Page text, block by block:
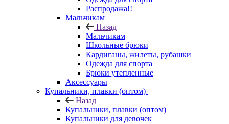
Распродажа!!
Мальчикам
Назад
Мальчикам
Школьные брюки
Кардиганы, жилеты, рубашки
Одежда для спорта
Брюки утепленные
Аксессуары
Купальники, плавки (оптом)
Назад
Купальники, плавки (оптом)
Купальники для девочек